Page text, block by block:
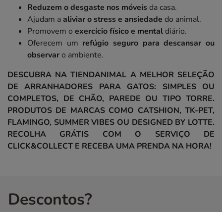
Reduzem o desgaste nos móveis da casa.
Ajudam aaliviar o stress e ansiedade do animal.
Promovem o exercício físico e mentaldiário.
Oferecem um refúgio seguro para descansar ou
observaro ambiente.
DESCUBRA NA TIENDANIMAL A MELHOR SELEÇÃO
DE ARRANHADORES PARA GATOS: SIMPLES OU
COMPLETOS, DE CHÃO, PAREDE OU TIPO TORRE.
PRODUTOS DE MARCAS COMO CATSHION, TK-PET,
FLAMINGO, SUMMER VIBES OU DESIGNED BY LOTTE.
RECOLHA GRÁTIS COM O SERVIÇO DE
CLICK&COLLECT E RECEBA UMA PRENDA NA HORA!
Descontos?